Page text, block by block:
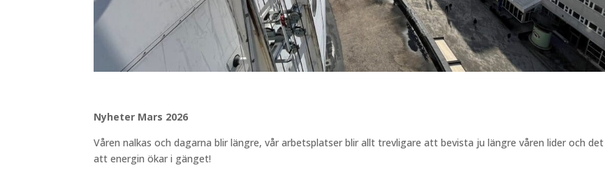
Nyheter Mars 2026
Våren nalkas och dagarna blir längre, vår arbetsplatser blir allt trevligare att bevista ju längre våren lider och
att energin ökar i gänget!